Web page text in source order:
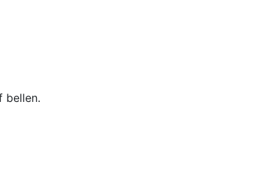
bellen.